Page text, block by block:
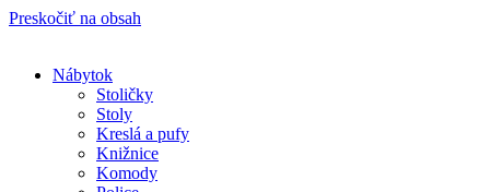
Preskočiť na obsah
Nábytok
Stoličky
Stoly
Kreslá a pufy
Knižnice
Komody